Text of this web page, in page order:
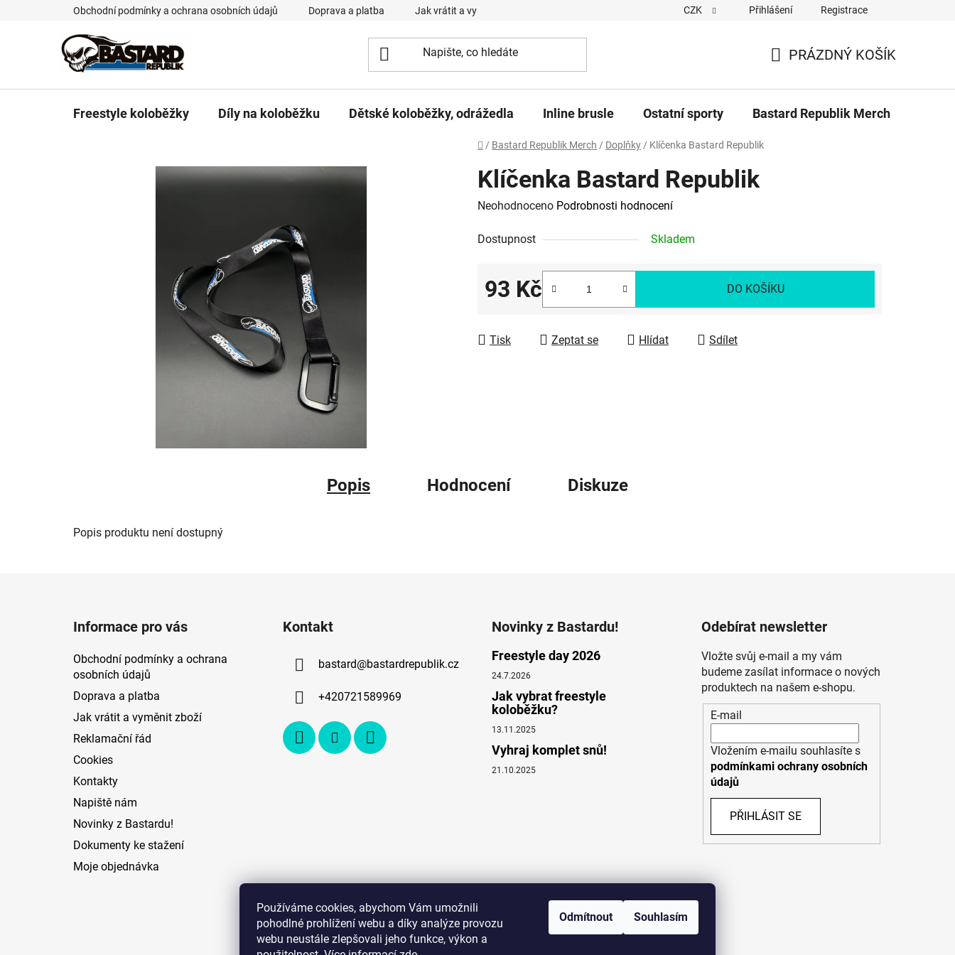
Používáme cookies, abychom Vám umožnili
pohodlné prohlížení webu a díky analýze provozu
webu neustále zlepšovali jeho funkce, výkon a
Odmítnout Souhlasím
Obchodní podmínky a ochrana osobních údajů Doprava a platba Jak vrátit a vyměnit zboží Cookies Kontakty Napiště nám
CZK Přihlášení Registrace
KOŠÍK
PRÁZDNÝ KOŠÍK
Freestyle koloběžky Díly na koloběžku Dětské koloběžky, odrážedla Inline brusle Ostatní sporty Bastard Republik Merch
Domů
/ Bastard Republik Merch / Doplňky / Klíčenka Bastard Republik
Klíčenka Bastard Republik
Průměrné
produktu
0,0
hvězdiček.
Neohodnoceno Podrobnosti hodnocení
Dostupnost Skladem
93 Kč
Měrná cena:
DO KOŠÍKU
Tisk Zeptat se Hlídat Sdílet
Popis Hodnocení Diskuze
Popis produktu není dostupný
Informace pro vás
Obchodní podmínky a ochrana
osobních údajů
Doprava a platba
Jak vrátit a vyměnit zboží
Reklamační řád
Cookies
Kontakty
Napiště nám
Novinky z Bastardu!
Dokumenty ke stažení
Moje objednávka
Kontakt
bastard@bastardrepublik.cz
+420721589969
Novinky z Bastardu!
Freestyle day 2026
24.7.2026
Jak vybrat freestyle
koloběžku?
13.11.2025
Vyhraj komplet snů!
21.10.2025
Odebírat newsletter
Vložte svůj e-mail a my vám
budeme zasílat informace o nových
produktech na našem e-shopu.
E-mail
Vložením e-mailu souhlasíte s
podmínkami ochrany osobních
údajů
PŘIHLÁSIT SE